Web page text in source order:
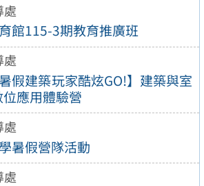
處
館115-3期教育推廣班
處
假建築玩家酷炫GO!】建築與室
應用體驗營
處
暑假營隊活動
處